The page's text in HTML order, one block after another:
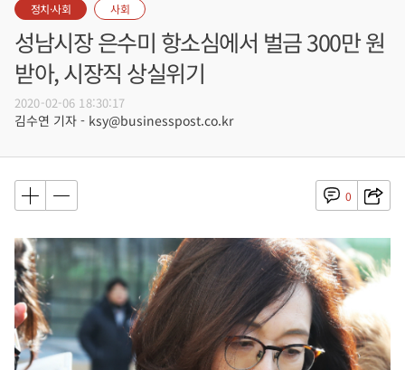
정치·사회 사회
성남시장 은수미 항소심에서 벌금 300만 원
받아, 시장직 상실위기
2020-02-06 18:30:17
김수연 기자 - ksy@businesspost.co.kr
0